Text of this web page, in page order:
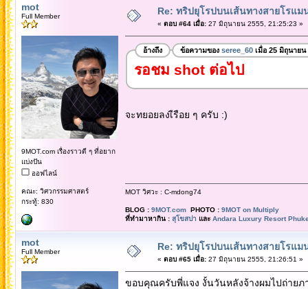
mot
Full Member
9MOT.com เรื่องราวดี ๆ ที่อยาก
แบ่งปัน
ออฟไลน์
คณะ: วิศวกรรมศาสตร์
กระทู้: 830
Re: ทริปยุโรปบนเส้นทางสายโรแม
« ตอบ #64 เมื่อ:27 มิถุนายน 2555, 21:25:23 »
อ้างถึง ข้อความของ seree_60เมื่อ 25 มิถุนายน
รอชม shot ต่อไป
จะทยอยลงเืรือย ๆ ครับ :)
MOT วิศวะ : C-mdong74
BLOG : 9MOT.comPHOTO : 9MOT on Multiply
ที่ทำมาหากิน : สุโขสปา และ Andara Luxury Resort
mot
Full Member Re: ทริปยุโรปบนเส้นทางสายโรแม
« ตอบ #65 เมื่อ:27 มิถุนายน 2555, 21:26:51 »
ขอบคุณครับพี่แจง งั้นวันหลังจ้างผมไปถ่ายภ